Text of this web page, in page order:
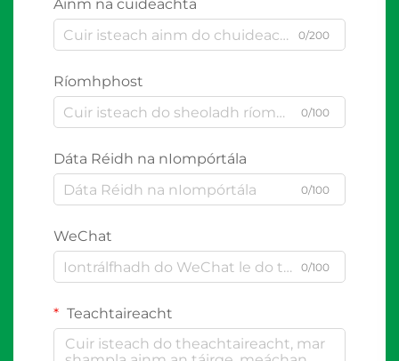
Ainm na cuideachta
0/200
Ríomhphost
0/100
Dáta Réidh na nIompórtála
0/100
WeChat
0/100
Teachtaireacht